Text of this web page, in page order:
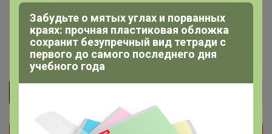
всего, в развоз пятницы не попадет.
Напишите мне во вторник, если закупка придет,
заберете из офиса
Забудьте о мятых углах и порванных
краях: прочная пластиковая обложка
сохранит безупречный вид тетради с
первого до самого последнего дня
учебного года